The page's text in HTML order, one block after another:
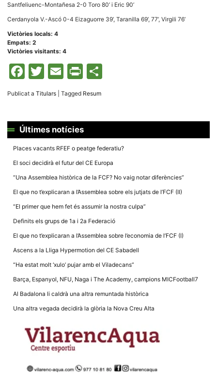
Santfeliuenc-Montañesa 2-0 Toro 80’ i Eric 90’
Cerdanyola V.-Ascó 0-4 Eizaguorre 39’, Taranilla 69’, 77’, Virgili 76’
Victòries locals: 4
Empats: 2
Victòries visitants: 4
Facebook
Twitter
Email
Print
Publicat a Titulars Tagged Resum
Últimes notícies
Places vacants RFEF o peatge federatiu?
El soci decidirà el futur del CE Europa
“Una Assemblea històrica de la FCF? No vaig notar diferències”
El que no t’explicaran a l’Assemblea sobre els jutjats de l’FCF (II)
“El primer que hem fet és assumir la nostra culpa”
Definits els grups de 1a i 2a Federació
El que no t’explicaran a l’Assemblea sobre l’economia de l’FCF (I)
Ascens a la Lliga Hypermotion del CE Sabadell
“Ha estat molt ‘xulo’ pujar amb el Viladecans”
Barça, Espanyol, NFU, Naga i The Academy, campions MICFootball7
Al Badalona li caldrà una altra remuntada històrica
Una altra vegada decidirà la glòria la Nova Creu Alta
incrementes
de mirar